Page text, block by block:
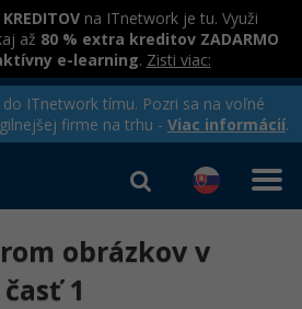
na ITnetwork je tu. Využi
až 80 % extra kreditov ZADARMO
e-learning. Zisti viac:
ITnetwork tímu. Pozri sa na voľné
firme na trhu - Viac informácií.
kurzy
práce
obrázkov v
1